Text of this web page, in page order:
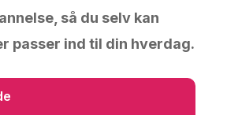
så du selv kan
passer ind til din hverdag.